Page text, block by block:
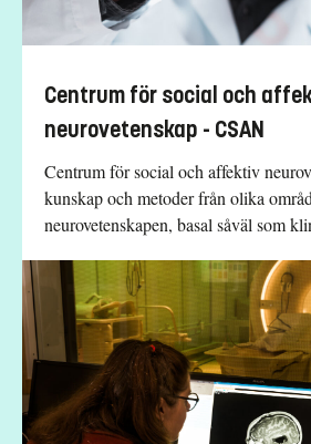
Centrum för social och
neurovetenskap - CSAN
Centrum för social och affektiv
kunskap och metoder från olika
neurovetenskapen, basal såväl som